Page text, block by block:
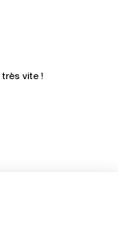
vite !